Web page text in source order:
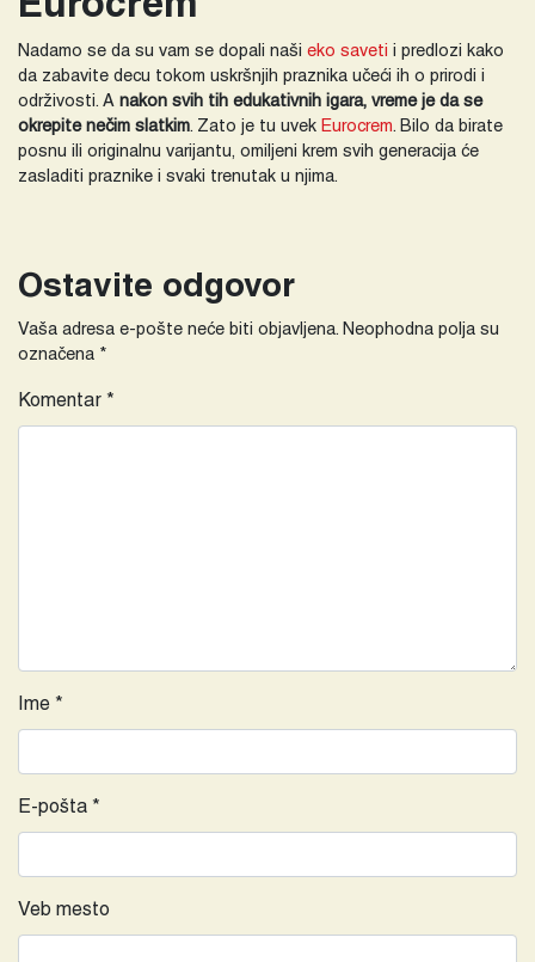
Eurocrem
Nadamo se da su vam se dopali naši eko saveti
i predlozi kako
da zabavite decu tokom uskršnjih praznika učeći ih o prirodi i
održivosti. A nakon svih tih edukativnih igara, vreme je da se
okrepite nečim slatkim. Zato je tu uvek Eurocrem. Bilo da birate
posnu ili originalnu varijantu, omiljeni krem svih generacija će
zasladiti praznike i svaki trenutak u njima.
Ostavite odgovor
Vaša adresa e-pošte neće biti objavljena. Neophodna polja su
označena *
Komentar *
Ime *
E-pošta *
Veb mesto